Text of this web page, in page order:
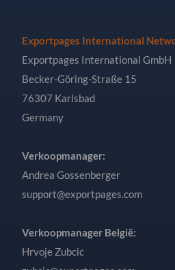
Exportpages International
Exportpages International GmbH
Becker-Göring-Straße 15
76307 Karlsbad
Germany
Verkoopmanager:
Andrea Gossenberger
support@exportpages.com
Verkoopmanager België:
Hrvoje Zubcic